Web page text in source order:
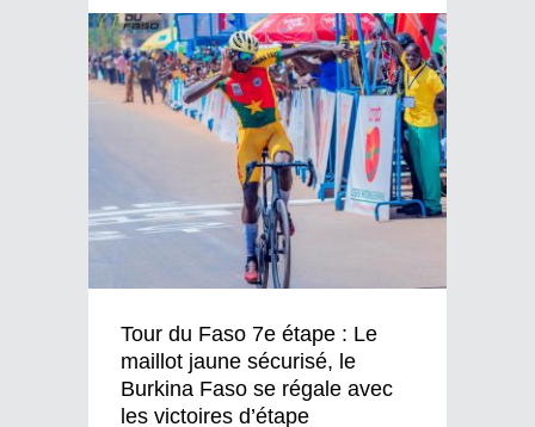
Tour du Faso 7e étape : Le
maillot jaune sécurisé, le
Burkina Faso se régale avec
les victoires d’étape